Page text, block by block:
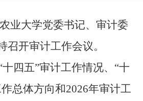
业大学党委书记、审计委
召开审计工作会议。
五”审计工作情况、“十
总体方向和2026年审计工